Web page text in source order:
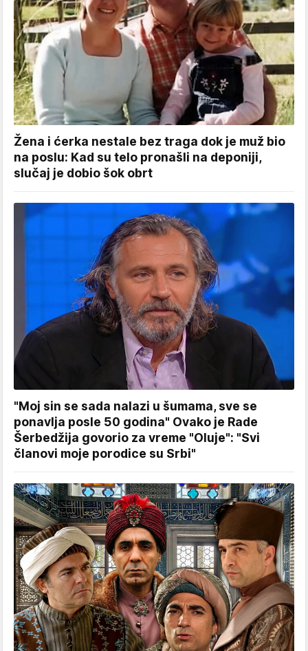
Žena i ćerka nestale bez traga dok je muž bio
na poslu: Kad su telo pronašli na deponiji,
slučaj je dobio šok obrt
"Moj sin se sada nalazi u šumama, sve se
ponavlja posle 50 godina" Ovako je Rade
Šerbedžija govorio za vreme "Oluje": "Svi
članovi moje porodice su Srbi"